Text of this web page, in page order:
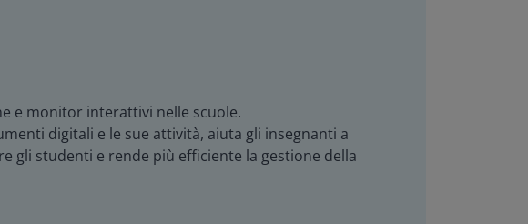
e monitor interattivi nelle scuole.
digitali e le sue attività, aiuta gli insegnanti a
gli studenti e rende più efficiente la gestione della